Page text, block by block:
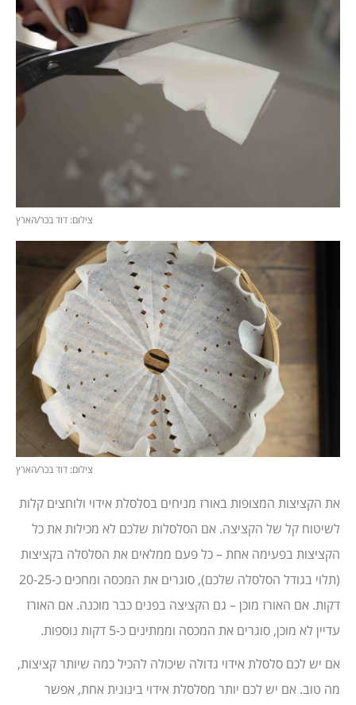
צילום: דוד בכר/הארץ
צילום: דוד בכר/הארץ
את הקציצות המצופות באורז מניחים בסלסלת אידוי ולוחצים קלות
לשיטוח קל של הקציצה. אם הסלסלות שלכם לא מכילות את כל
הקציצות בפעימה אחת – כל פעם ממלאים את הסלסלה בקציצות
(תלוי בגודל הסלסלה שלכם), סוגרים את המכסה ומחכים כ-20-25
דקות. אם האורז מוכן – גם הקציצה בפנים כבר מוכנה. אם האורז
עדיין לא מוכן, סוגרים את המכסה וממתינים כ-5 דקות נוספות.
אם יש לכם סלסלת אידוי גדולה שיכולה להכיל כמה שיותר קציצות,
מה טוב. אם יש לכם יותר מסלסלת אידוי בינונית אחת, אפשר